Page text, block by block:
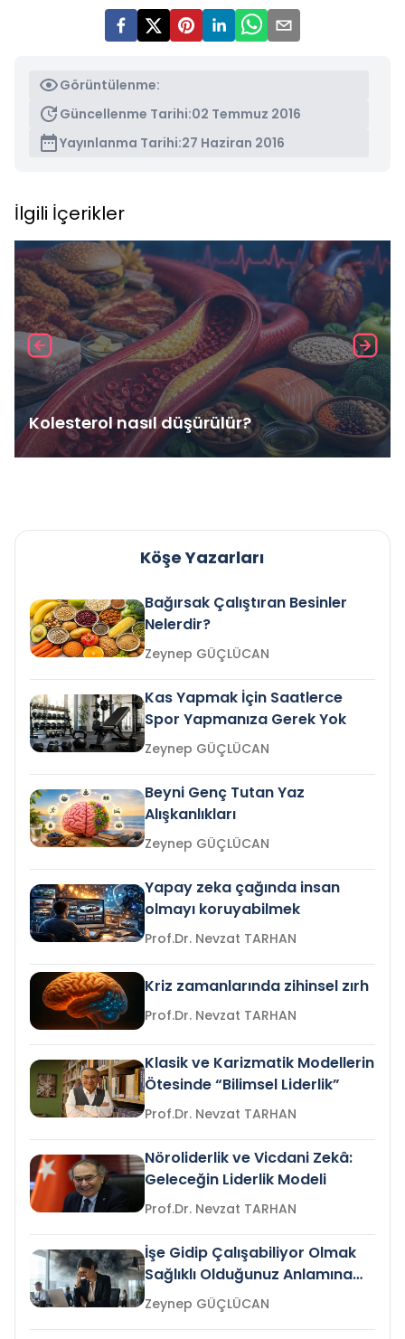
Görüntülenme:
Güncellenme Tarihi:02 Temmuz 2016
Yayınlanma Tarihi:27 Haziran 2016
İlgili İçerikler
Kolesterol nasıl düşürülür?
Köşe Yazarları
Bağırsak Çalıştıran Besinler
Nelerdir?
Zeynep GÜÇLÜCAN
Kas Yapmak İçin Saatlerce
Spor Yapmanıza Gerek Yok
Zeynep GÜÇLÜCAN
Beyni Genç Tutan Yaz
Alışkanlıkları
Zeynep GÜÇLÜCAN
Yapay zeka çağında insan
olmayı koruyabilmek
Prof.Dr. Nevzat TARHAN
Kriz zamanlarında zihinsel zırh
Prof.Dr. Nevzat TARHAN
Klasik ve Karizmatik Modellerin
Ötesinde “Bilimsel Liderlik”
Prof.Dr. Nevzat TARHAN
Nöroliderlik ve Vicdani Zekâ:
Geleceğin Liderlik Modeli
Prof.Dr. Nevzat TARHAN
İşe Gidip Çalışabiliyor Olmak
Sağlıklı Olduğunuz Anlamına
Gelir mi?Zeynep GÜÇLÜCAN